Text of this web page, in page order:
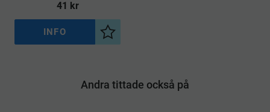
perfekt passform i
Brabantias pedalhinkar med
kod A
41 kr
Lägg till i önskelista
INFO
Andra tittade också på